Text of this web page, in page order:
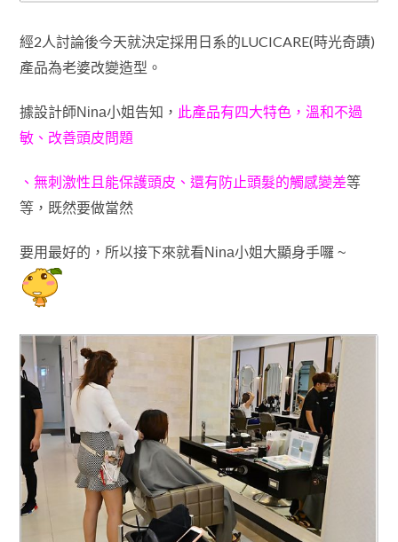
經2人討論後今天就決定採用日系的LUCICARE(時光奇蹟)
產品為老婆改變造型 。
據設計師Nina小姐告知 ， 此產品有四大特色，溫和不過
敏、 改善頭皮問題
、 無刺激性且能保護頭皮 、 還有防止頭髮的觸感變差等
等 ，既然要做當然
要用 最好的 ，所以接下來就看Nina小姐大顯身手囉 ~